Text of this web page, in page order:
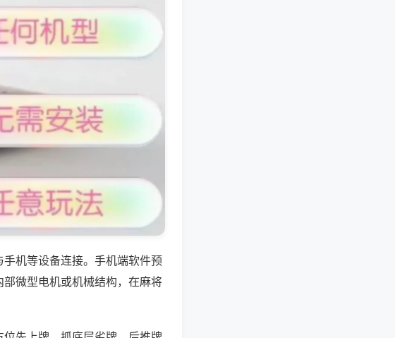
机等设备连接。手机端软件预
微型电机或机械结构，在麻将